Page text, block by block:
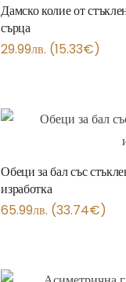
Дамско колие от
сърца
29.99лв. (15.33€)
Обеци за бал със
изработка
65.99лв. (33.74€)